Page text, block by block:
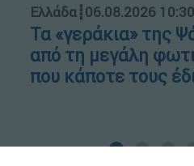
Ελλάδα┋06.08.2026 10:30
Τα «γεράκια» της
από τη μεγάλη
που κάποτε τους